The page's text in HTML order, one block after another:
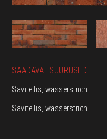
SAADAVAL SUURUSED
Savitellis, wasserstrich
Savitellis, wasserstrich